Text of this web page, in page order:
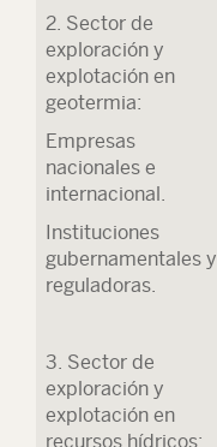
2. Sector de
exploración y
explotación en
geotermia:
Empresas
nacionales e
internacional.
Instituciones
gubernamentales y
reguladoras.
3. Sector de
exploración y
explotación en
recursos hídricos: